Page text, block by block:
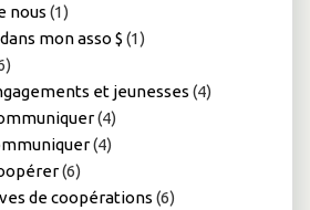
nous (1)
mon asso $ (1)
et jeunesses (4)
(4)
(4)
(6)
de coopérations (6)